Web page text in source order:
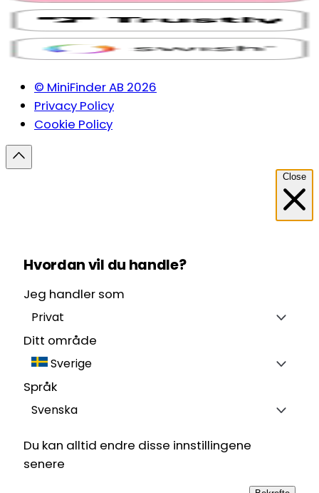
© MiniFinder AB 2026
Privacy Policy
Cookie Policy
Close
Hvordan vil du handle?
Jeg handler som
Privat
Ditt område
Sverige
Språk
Svenska
Du kan alltid endre disse innstillingene
senere